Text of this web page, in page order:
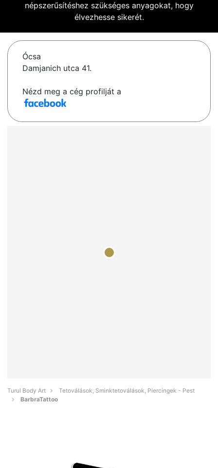
népszerűsítéshez szükséges anyagokat, hogy
élvezhesse sikerét.
Ócsa
Damjanich utca 41.
Nézd meg a cég profilját a
Turul Body Art
Tetoválások, Sminktetoválások, Piercingek - Pest
BarbraTattoo